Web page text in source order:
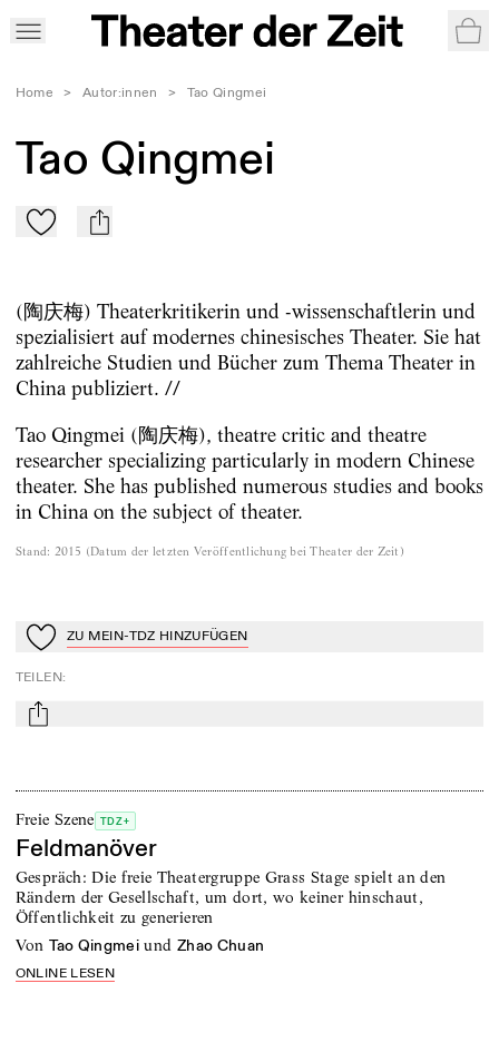
Home > Autor:innen > Tao Qingmei
Tao Qingmei
Zu Mein-TdZ hinzufügen
mail
(陶庆梅) Theaterkritikerin und -wissenschaftlerin und
spezialisiert auf modernes chinesisches Theater. Sie hat
zahlreiche Studien und Bücher zum Thema Theater in
China publiziert. //
Tao Qingmei (陶庆梅), theatre critic and theatre
researcher specializing particularly in modern Chinese
theater. She has published numerous studies and books
in China on the subject of theater.
Stand: 2015 (Datum der letzten Veröffentlichung bei Theater der Zeit )
Zu Mein-TdZ hinzufügen
ZU MEIN-TDZ HINZUFÜGEN
TEILEN:
mail
Freie Szene TDZ+
Feldmanöver
Gespräch: Die freie Theatergruppe Grass Stage spielt an den
Rändern der Gesellschaft, um dort, wo keiner hinschaut,
Öffentlichkeit zu generieren
von Tao Qingmei und Zhao Chuan
ONLINE LESEN